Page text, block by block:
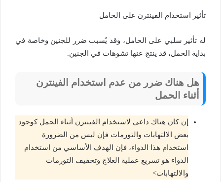
تأثير استخدام الفينترن على الحامل
له تأثير سلبي على الحامل، وقد يُسبب ضرر للجنين وخاصة في
بداية الحمل، قد ينتج عنها تشوهات في الجنين.
هل هناك ضرر من عدم استخدام الفينترن
أثناء الحمل
إن كان هناك داعي لاستخدام الفينترن أثناء الحمل كوجود
بعض الالتهابات والتورمات فإن ليس من الضرورة
استخدام هذا الدواء، فإن الهدف الأساسي من استخدام
الدواء هو تسريع عملية العلاج وتخفيف التورمات
والالتهابات>